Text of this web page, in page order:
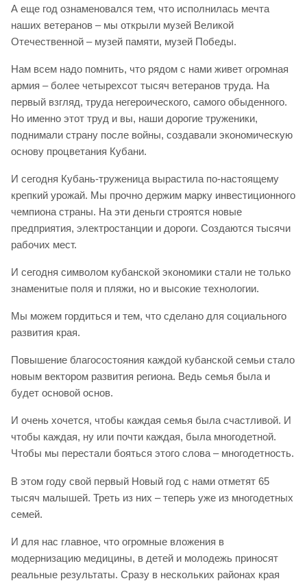
А еще год ознаменовался тем, что исполнилась мечта
наших ветеранов – мы открыли музей Великой
Отечественной – музей памяти, музей Победы.
Нам всем надо помнить, что рядом с нами живет огромная
армия – более четырехсот тысяч ветеранов труда. На
первый взгляд, труда негероического, самого обыденного.
Но именно этот труд и вы, наши дорогие труженики,
поднимали страну после войны, создавали экономическую
основу процветания Кубани.
И сегодня Кубань-труженица вырастила по-настоящему
крепкий урожай. Мы прочно держим марку инвестиционного
чемпиона страны. На эти деньги строятся новые
предприятия, электростанции и дороги. Создаются тысячи
рабочих мест.
И сегодня символом кубанской экономики стали не только
знаменитые поля и пляжи, но и высокие технологии.
Мы можем гордиться и тем, что сделано для социального
развития края.
Повышение благосостояния каждой кубанской семьи стало
новым вектором развития региона. Ведь семья была и
будет основой основ.
И очень хочется, чтобы каждая семья была счастливой. И
чтобы каждая, ну или почти каждая, была многодетной.
Чтобы мы перестали бояться этого слова – многодетность.
В этом году свой первый Новый год с нами отметят 65
тысяч малышей. Треть из них – теперь уже из многодетных
семей.
И для нас главное, что огромные вложения в
модернизацию медицины, в детей и молодежь приносят
реальные результаты. Сразу в нескольких районах края